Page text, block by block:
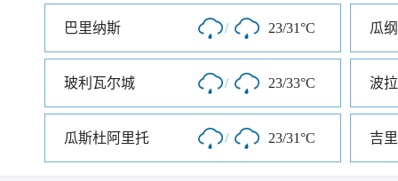
巴里纳斯 / 23/31°C 瓜
玻利瓦尔城 / 23/33°C 波
瓜斯杜阿里托 / 23/31°C 吉